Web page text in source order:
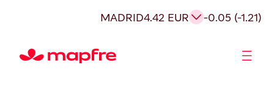
MADRID4.42 EUR -0.05 (-1.21)